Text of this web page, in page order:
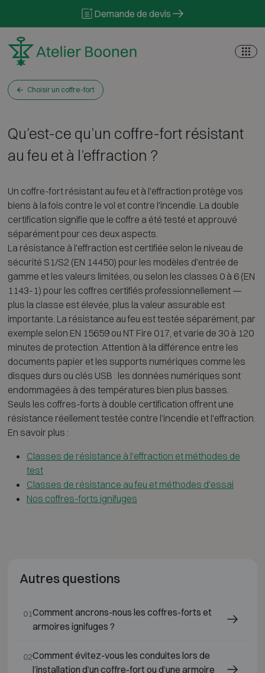
Demande de devis
Choisir un coffre-fort
Qu’est-ce qu’un coffre-fort résistant
au feu et à l’effraction ?
Un coffre-fort résistant au feu et à l'effraction protège vos
biens à la fois contre le vol et contre l'incendie. La double
certification signifie que le coffre a été testé et approuvé
séparément pour ces deux aspects.
La résistance à l'effraction est certifiée selon le niveau de
sécurité S1/S2 (EN 14450) pour les modèles d'entrée de
gamme et les valeurs limitées, ou selon les classes 0 à 6 (EN
1143-1) pour les coffres certifiés professionnellement —
plus la classe est élevée, plus la valeur assurable est
importante. La résistance au feu est testée séparément, par
exemple selon EN 15659 ou NT Fire 017, et varie de 30 à 120
minutes de protection. Attention à la différence entre les
documents papier et les supports numériques comme les
disques durs ou clés USB : les données numériques sont
endommagées à des températures bien plus basses.
Seuls les coffres-forts à double certification offrent une
résistance réellement testée contre l'incendie et l'effraction.
En savoir plus :
Classes de résistance à l'effraction et méthodes de
test
Classes de résistance au feu et méthodes d'essai
Nos coffres-forts ignifuges
Autres questions
01Comment ancrons-nous les coffres-forts et
armoires ignifuges ?
02Comment évitez-vous les conduites lors de
l’installation d’un coffre-fort ou d’une armoire